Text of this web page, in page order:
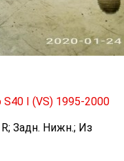
I (VS) 1995-2000
Задн. Нижн.; Из